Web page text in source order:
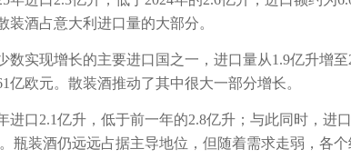
装酒占意大利进口量的大部分。
实现增长的主要进口国之一，进口量从1.9亿升增至
亿欧元。散装酒推动了其中很大一部分增长。
口2.1亿升，低于前一年的2.8亿升；与此同时，进
瓶装酒仍远远占据主导地位，但随着需求走弱，各个